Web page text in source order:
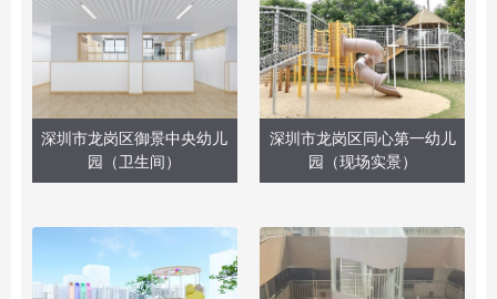
深圳市龙岗区御景中央幼儿
园（卫生间）
深圳市龙岗区同心第一幼儿
园（现场实景）